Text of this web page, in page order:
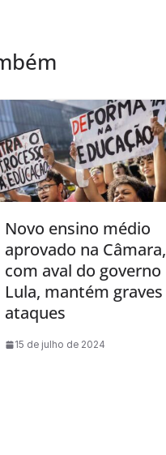
Novo ensino médio
aprovado na Câmara,
com aval do governo
Lula, mantém graves
ataques
15 de julho de 2024